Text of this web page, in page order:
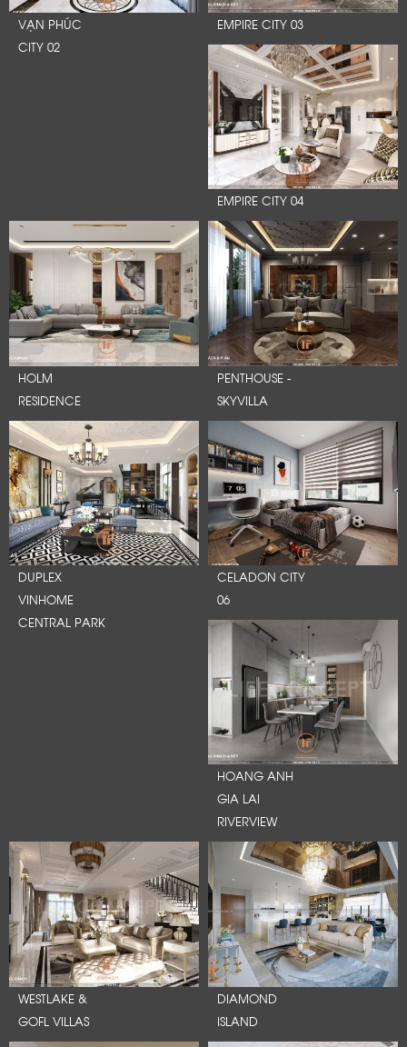
VẠN PHÚC
CITY 02
EMPIRE CITY 03
EMPIRE CITY 04
HOLM
RESIDENCE
PENTHOUSE -
SKYVILLA
DUPLEX
VINHOME
CENTRAL PARK
CELADON CITY
06
HOANG ANH
GIA LAI
RIVERVIEW
WESTLAKE &
GOFL VILLAS
DIAMOND
ISLAND